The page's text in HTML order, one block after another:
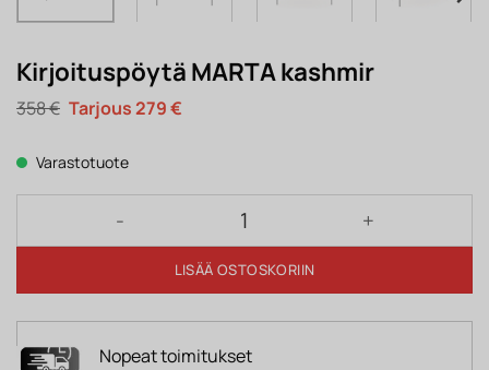
Kirjoituspöytä MARTA kashmir
358€ Alkuperäinen
hinta
358 €.
279€Nykyinen
Varastotuote
Kirjoituspöytä MARTA kashmir määrä
LISÄÄ OSTOSKORIIN
Nopeat toimitukset